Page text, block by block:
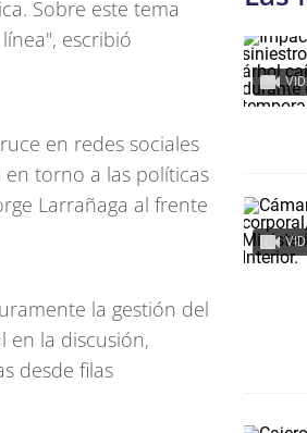
Sobre este tema
escribió
en redes sociales
torno a las políticas
Larrañaga al frente
la gestión del
en la discusión,
desde filas